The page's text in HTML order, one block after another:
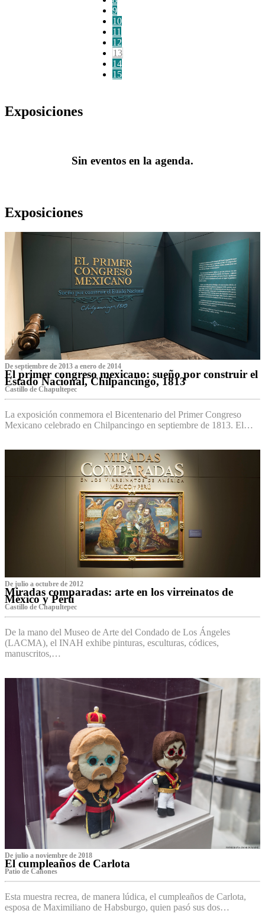
9
10
11
12
13
14
15
Exposiciones
Sin eventos en la agenda.
Exposiciones
De septiembre de 2013 a enero de 2014
El primer congreso mexicano: sueño por construir el
Estado Nacional, Chilpancingo, 1813
Castillo de Chapultepec
La exposición conmemora el Bicentenario del Primer Congreso
Mexicano celebrado en Chilpancingo en septiembre de 1813. El…
De julio a octubre de 2012
Miradas comparadas: arte en los virreinatos de
México y Perú
Castillo de Chapultepec
De la mano del Museo de Arte del Condado de Los Ángeles
(LACMA), el INAH exhibe pinturas, esculturas, códices,
manuscritos,…
De julio a noviembre de 2018
El cumpleaños de Carlota
Patio de Cañones
Esta muestra recrea, de manera lúdica, el cumpleaños de Carlota,
esposa de Maximiliano de Habsburgo, quien pasó sus dos…